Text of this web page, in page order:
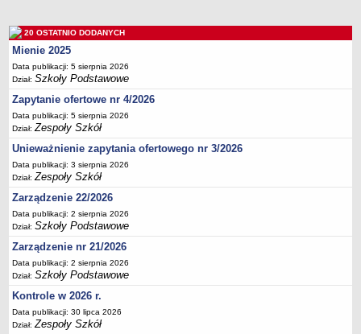
Godziny dyżurów
Ogłoszenie
Zarządzenia
Kontrole
Rejestry, ewidencje, archiwa
Sprawozdania
Deklaracja dostępności
PORADNIE PSYCHOLOGICZNO-PEDAGOGICZNE
Zespół Poradni
BIURO FINANSÓW OŚWIATY
Dane podstawowe
Statut
Majątek
Godziny dyżurów
Ogłoszenia
Zarządzenia
20 OSTATNIO DODANYCH
Mienie 2025
Data publikacji: 5 sierpnia 2026
Dział:Szkoły Podstawowe
Zapytanie ofertowe nr 4/2026
Data publikacji: 5 sierpnia 2026
Dział:Zespoły Szkół
Unieważnienie zapytania ofertowego nr 3/2026
Data publikacji: 3 sierpnia 2026
Dział:Zespoły Szkół
Zarządzenie 22/2026
Data publikacji: 2 sierpnia 2026
Dział:Szkoły Podstawowe
Zarządzenie nr 21/2026
Data publikacji: 2 sierpnia 2026
Dział:Szkoły Podstawowe
Kontrole w 2026 r.
Data publikacji: 30 lipca 2026
Dział:Zespoły Szkół